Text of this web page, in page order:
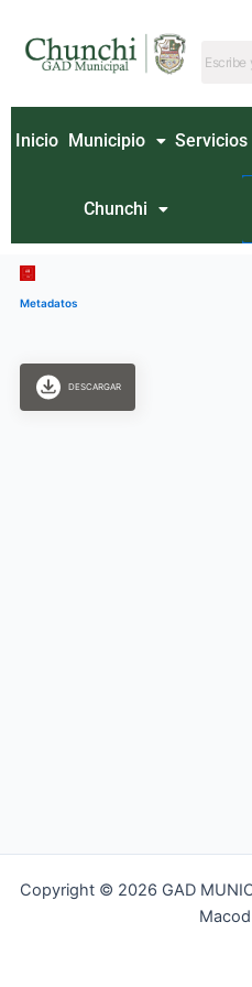
contenido
Inicio Municipio Servicios
Chunchi
Metadatos
DESCARGAR
Copyright © 2026 GAD